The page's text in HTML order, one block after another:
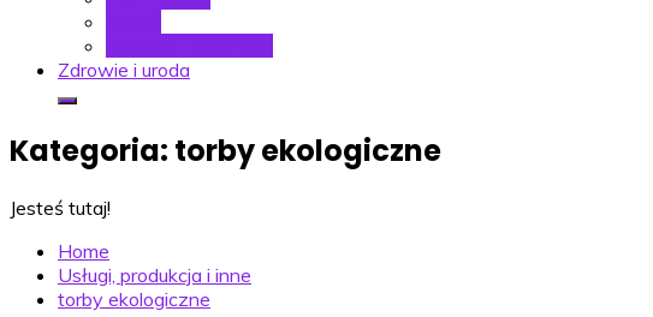
Zdrowie i uroda
Kategoria: torby ekologiczne
Jesteś tutaj!
Home
Usługi, produkcja i inne
torby ekologiczne